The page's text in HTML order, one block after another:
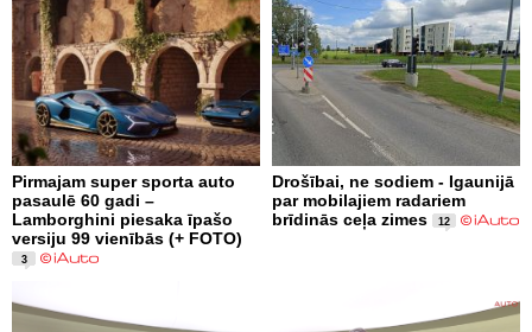
Pirmajam super sporta auto
pasaulē 60 gadi –
Lamborghini piesaka īpašo
versiju 99 vienībās (+ FOTO)
3
Drošībai, ne sodiem - Igaunijā
par mobilajiem radariem
brīdinās ceļa zimes
12